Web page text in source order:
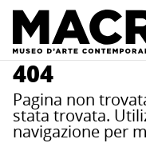
404
Pagina non
stata trovata.
navigazione per